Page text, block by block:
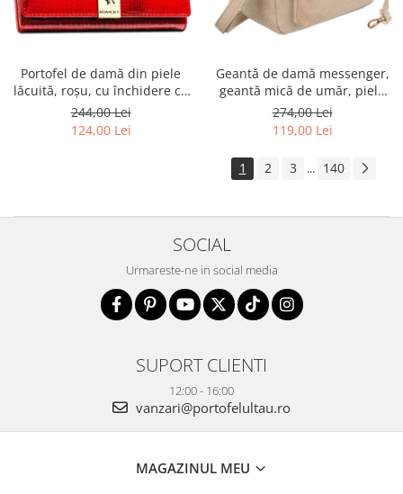
Portofel de damă din piele
lăcuită, roșu, cu închidere cu
capsă - Rovicky PTR-RH-22-1-
RS RED
244,00 Lei
124,00 Lei
Geantă de damă messenger,
geantă mică de umăr, piele
ecologică, geantă bej cu
fermoar la modă - Peterson
PTR-PTN MX02-P-7717-D.BE
274,00 Lei
119,00 Lei
1 2 3 ... 140
SOCIAL
Urmareste-ne in social media
SUPORT CLIENTI
12:00 - 16:00
vanzari@portofelultau.ro
MAGAZINUL MEU